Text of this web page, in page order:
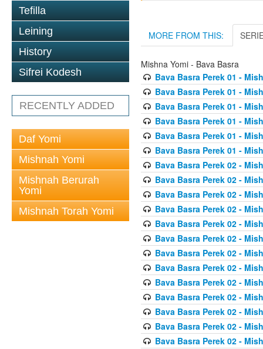
Tefilla
Leining
History
Sifrei Kodesh
RECENTLY ADDED
Daf Yomi
Mishnah Yomi
Mishnah Berurah
Yomi
Mishnah Torah Yomi
MORE FROM THIS:
Mishna Yomi - Bava Basra
Bava Basra Perek 01 -
Bava Basra Perek 01 -
Bava Basra Perek 01 -
Bava Basra Perek 01 -
Bava Basra Perek 01 -
Bava Basra Perek 01 -
Bava Basra Perek 02 -
Bava Basra Perek 02 -
Bava Basra Perek 02 -
Bava Basra Perek 02 -
Bava Basra Perek 02 -
Bava Basra Perek 02 -
Bava Basra Perek 02 -
Bava Basra Perek 02 -
Bava Basra Perek 02 -
Bava Basra Perek 02 -
Bava Basra Perek 02 -
Bava Basra Perek 02 -
Bava Basra Perek 02 -